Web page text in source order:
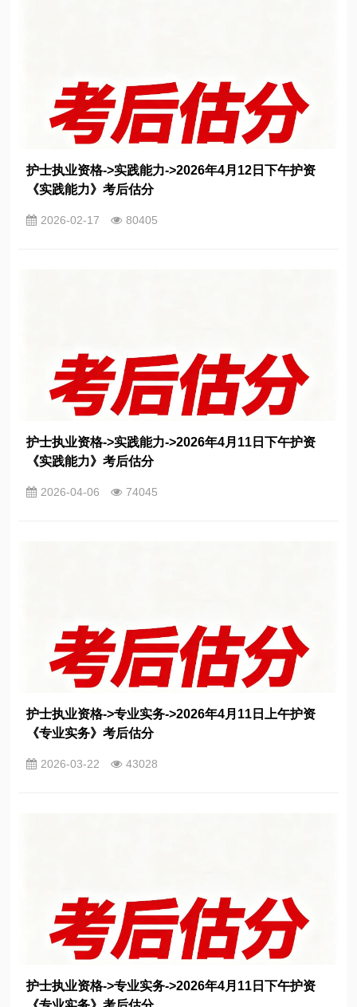
护士执业资格->实践能力->2026年4月12日下午护资
《实践能力》考后估分
2026-02-17 80405
护士执业资格->实践能力->2026年4月11日下午护资
《实践能力》考后估分
2026-04-06 74045
护士执业资格->专业实务->2026年4月11日上午护资
《专业实务》考后估分
2026-03-22 43028
护士执业资格->专业实务->2026年4月11日下午护资